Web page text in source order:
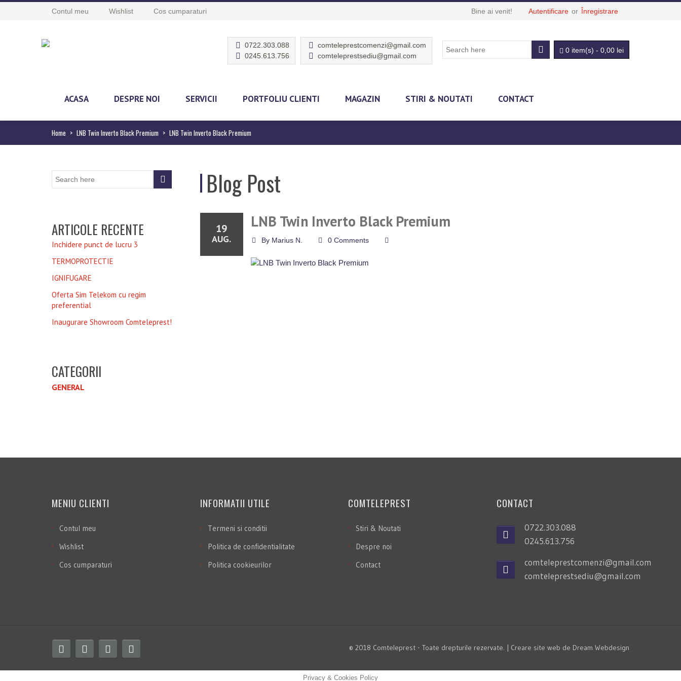
Contul meu Wishlist Cos cumparaturi Bine ai venit! Autentificare or Înregistrare
0 item(s) - 0,00 lei
0722.303.088
0245.613.756
comteleprestcomenzi@gmail.com
comteleprestsediu@gmail.com
ACASA DESPRE NOI SERVICII PORTFOLIU CLIENTI MAGAZIN STIRI & NOUTATI CONTACT
Home > LNB Twin Inverto Black Premium > LNB Twin Inverto Black Premium
Blog Post
19
AUG.
LNB Twin Inverto Black Premium
By Marius N. 0 Comments
ARTICOLE RECENTE
Inchidere punct de lucru 3
TERMOPROTECTIE
IGNIFUGARE
Oferta Sim Telekom cu regim
preferential
Inaugurare Showroom Comteleprest!
CATEGORII
GENERAL
MENIU CLIENTI
Contul meu
Wishlist
Cos cumparaturi
INFORMATII UTILE
Termeni si conditii
Politica de confidentialitate
Politica cookieurilor
COMTELEPREST
Stiri & Noutati
Despre noi
Contact
CONTACT
0722.303.088
0245.613.756
comteleprestcomenzi@gmail.com
comteleprestsediu@gmail.com
© 2018 Comteleprest - Toate drepturile rezervate. | Creare site web de Dream Webdesign
Privacy & Cookies Policy